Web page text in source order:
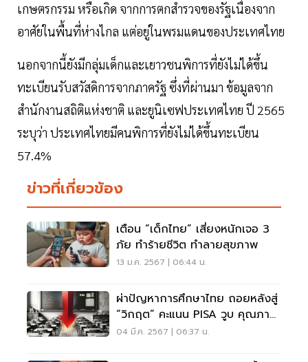
เกษตรกรรม หรือเกิด จากการตกสำรวจของรัฐเนื่องจาก
อาศัยในพื้นที่ห่างไกล แต่อยู่ในพรมแดนของประเทศไทย
นอกจากนี้ยังมีกลุ่มเด็กและเยาวชนพิการที่ยังไม่ได้ขึ้น
ทะเบียนรับสวัสดิการจากภาครัฐ ซึ่งที่ผ่านมา ข้อมูลจาก
สำนักงานสถิติแห่งชาติ และยูนิเซฟประเทศไทย ปี 2565
ระบุว่า ประเทศไทยมีคนพิการที่ยังไม่ได้ขึ้นทะเบียน
57.4%
ข่าวที่เกี่ยวข้อง
เตือน “เด็กไทย” เสี่ยงหนักเจอ 3
ภัย ทำร้ายชีวิต ทำลายสุขภาพ
13 ม.ค. 2567 | 06:44 น.
ผ่าปัญหาการศึกษาไทย ถอยหลังสู่
“วิกฤต” คะแนน PISA วูบ คุณภาพ
แย่
04 มี.ค. 2567 | 06:37 น.